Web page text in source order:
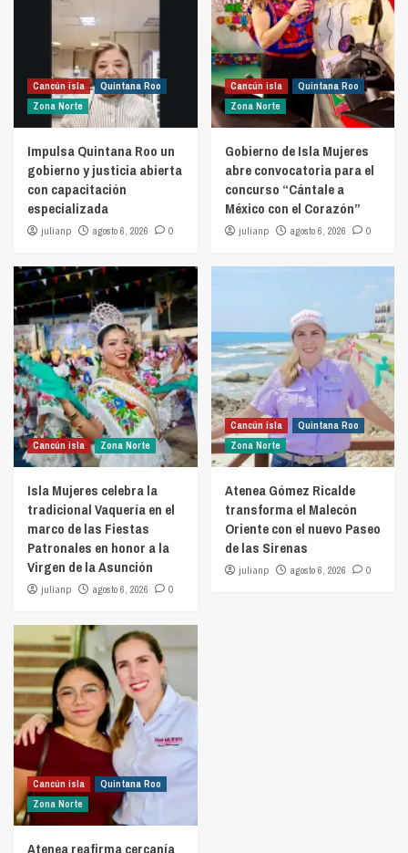
Cancún isla
Quintana Roo
Zona Norte
Impulsa Quintana Roo un
gobierno y justicia abierta
con capacitación
especializada
julianp agosto 6, 2026 0
Cancún isla
Quintana Roo
Zona Norte
Gobierno de Isla Mujeres
abre convocatoria para el
concurso “Cántale a
México con el Corazón”
julianp agosto 6, 2026 0
Cancún isla Zona Norte
Isla Mujeres celebra la
tradicional Vaquería en el
marco de las Fiestas
Patronales en honor a la
Virgen de la Asunción
julianp agosto 6, 2026 0
Cancún isla
Quintana Roo
Zona Norte
Atenea Gómez Ricalde
transforma el Malecón
Oriente con el nuevo Paseo
de las Sirenas
julianp agosto 6, 2026 0
Cancún isla
Quintana Roo
Zona Norte
Atenea reafirma cercanía